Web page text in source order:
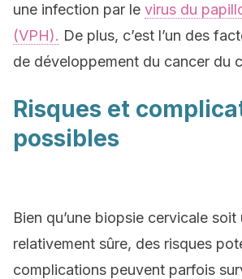
une infection par le virus du
(VPH). De plus, c’est l’un des
de développement du cancer du
Risques et
possibles
Bien qu’une biopsie cervicale
relativement sûre, des risques
complications peuvent parfois